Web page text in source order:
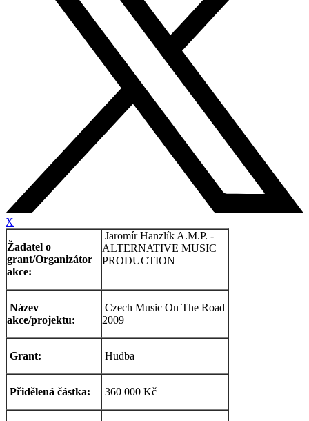
X
Žadatel o
grant/Organizátor
akce:
Jaromír Hanzlík A.M.P. -
ALTERNATIVE MUSIC
PRODUCTION
Název
akce/projektu:
Czech Music On The Road
2009
Grant: Hudba
Přidělená částka: 360 000 Kč